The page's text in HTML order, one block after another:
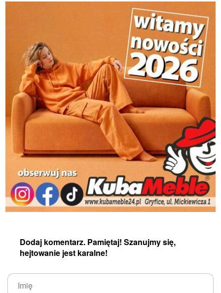
Dodaj komentarz. Pamiętaj! Szanujmy się,
hejtowanie jest karalne!